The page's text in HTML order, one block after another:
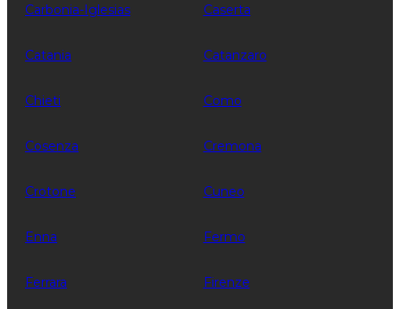
Carbonia-Iglesias Caserta
Catania Catanzaro
Chieti Como
Cosenza Cremona
Crotone Cuneo
Enna Fermo
Ferrara Firenze